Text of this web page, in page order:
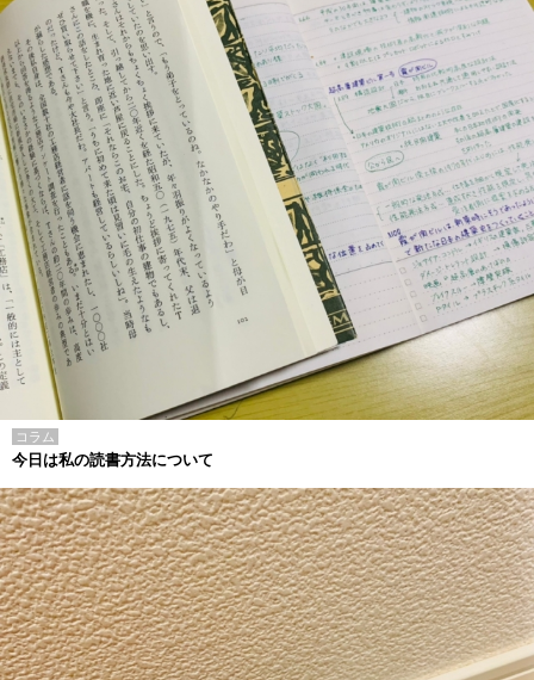
コラム
今日は私の読書方法について